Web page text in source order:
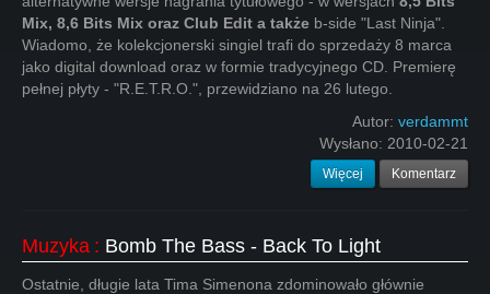
Mix, 8,6 Bits Mix oraz Club Edit a także b-side "Last Ninja".
Wiadomo, że kolekcjonerski singiel trafi do sprzedaży 8 marca
jako digital download oraz w formie tradycyjnego CD. Premierę
pełnej płyty - "R.E.T.R.O.", przewidziano na 26 lutego.
Autor: verdammt
Wysłano: 2010-02-21
Więcej Komentarz
Muzyka : Bomb The Bass - Back To Light
Ostatnie, długie lata Tima Simenona zdominowało głównie